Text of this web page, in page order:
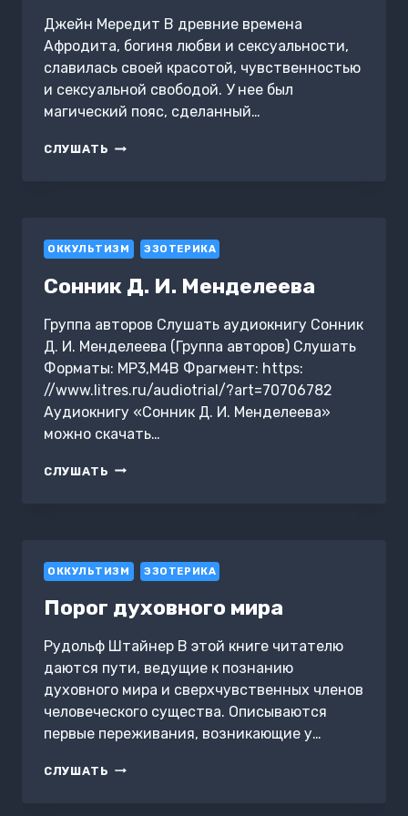
Джейн Мередит В древние времена
Афродита, богиня любви и сексуальности,
славилась своей красотой, чувственностью
и сексуальной свободой. У нее был
магический пояс, сделанный…
СЛУШАТЬ ПОЯС
ДЛЯ
ЧАКР,
ТОНКИХ
ТЕЛ
ОККУЛЬТИЗМ ЭЗОТЕРИКА
Сонник Д. И. Менделеева
Группа авторов Слушать аудиокнигу Сонник
Д. И. Менделеева (Группа авторов) Слушать
Форматы: MP3,M4B Фрагмент: https:
//www.litres.ru/audiotrial/?art=70706782
Аудиокнигу «Сонник Д. И. Менделеева»
можно скачать…
СЛУШАТЬ СОННИК
ОККУЛЬТИЗМ ЭЗОТЕРИКА
Порог духовного мира
Рудольф Штайнер В этой книге читателю
даются пути, ведущие к познанию
духовного мира и сверхчувственных членов
человеческого существа. Описываются
первые переживания, возникающие у…
СЛУШАТЬ ПОРОГ